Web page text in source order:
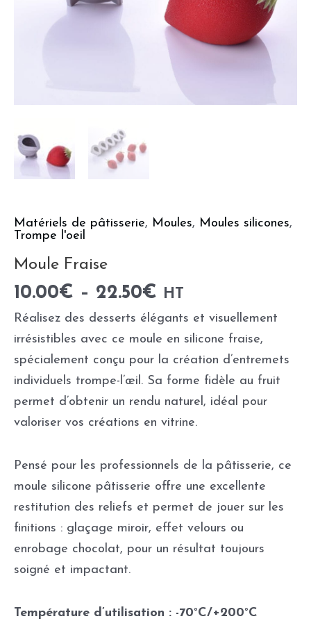
Matériels de pâtisserie, Moules, Moules silicones,
Trompe l'oeil
Moule Fraise
10.00€ – 22.50€ HT
Réalisez des desserts élégants et visuellement
irrésistibles avec ce moule en silicone fraise,
spécialement conçu pour la création d’entremets
individuels trompe-l’œil. Sa forme fidèle au fruit
permet d’obtenir un rendu naturel, idéal pour
valoriser vos créations en vitrine.
Pensé pour les professionnels de la pâtisserie, ce
moule silicone pâtisserie offre une excellente
restitution des reliefs et permet de jouer sur les
finitions : glaçage miroir, effet velours ou
enrobage chocolat, pour un résultat toujours
soigné et impactant.
Température d’utilisation : -70°C/+200°C